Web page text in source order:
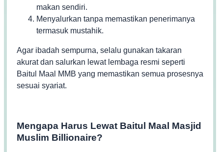
makan sendiri.
Menyalurkan tanpa memastikan penerimanya
termasuk mustahik.
Agar ibadah sempurna, selalu gunakan takaran
akurat dan salurkan lewat lembaga resmi seperti
Baitul Maal MMB yang memastikan semua prosesnya
sesuai syariat.
Mengapa Harus Lewat Baitul Maal Masjid
Muslim Billionaire?